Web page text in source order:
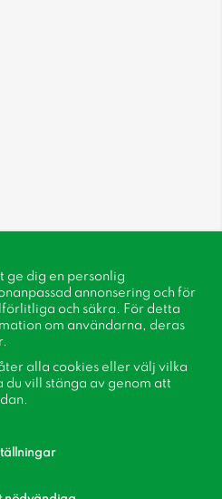
ge dig en personlig
annonsering och för
och säkra. För detta
om användarna, deras
alla cookies eller välj vilka
du vill stänga av genom att